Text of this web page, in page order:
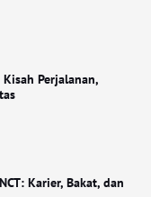
Perjalanan,
Karier, Bakat, dan